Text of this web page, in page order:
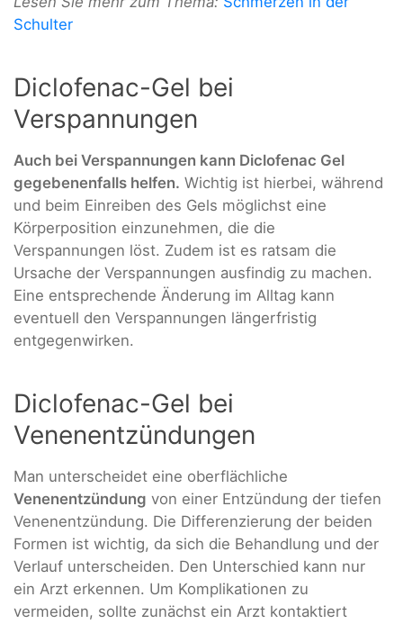
Schulter
Diclofenac-Gel bei
Verspannungen
Auch bei Verspannungen kann Diclofenac Gel
gegebenenfalls helfen. Wichtig ist hierbei, während
und beim Einreiben des Gels möglichst eine
Körperposition einzunehmen, die die
Verspannungen löst. Zudem ist es ratsam die
Ursache der Verspannungen ausfindig zu machen.
Eine entsprechende Änderung im Alltag kann
eventuell den Verspannungen längerfristig
entgegenwirken.
Diclofenac-Gel bei
Venenentzündungen
Man unterscheidet eine oberflächliche
Venenentzündung von einer Entzündung der tiefen
Venenentzündung. Die Differenzierung der beiden
Formen ist wichtig, da sich die Behandlung und der
Verlauf unterscheiden. Den Unterschied kann nur
ein Arzt erkennen. Um Komplikationen zu
vermeiden, sollte zunächst ein Arzt kontaktiert